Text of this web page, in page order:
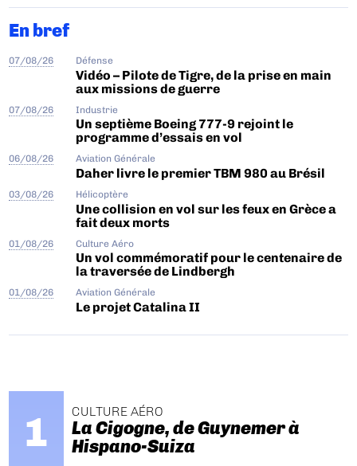
En bref
07/08/26 Défense
Vidéo – Pilote de Tigre, de la prise en main
aux missions de guerre
07/08/26 Industrie
Un septième Boeing 777-9 rejoint le
programme d’essais en vol
06/08/26 Aviation Générale
Daher livre le premier TBM 980 au Brésil
03/08/26 Hélicoptère
Une collision en vol sur les feux en Grèce a
fait deux morts
01/08/26 Culture Aéro
Un vol commémoratif pour le centenaire de
la traversée de Lindbergh
01/08/26 Aviation Générale
Le projet Catalina II
CULTURE AÉRO
La Cigogne, de Guynemer à
Hispano-Suiza